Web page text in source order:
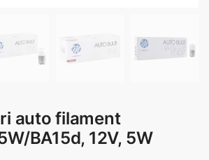
auto filament
BA15d, 12V, 5W